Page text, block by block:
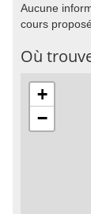
Aucune
cours
Où
+
−